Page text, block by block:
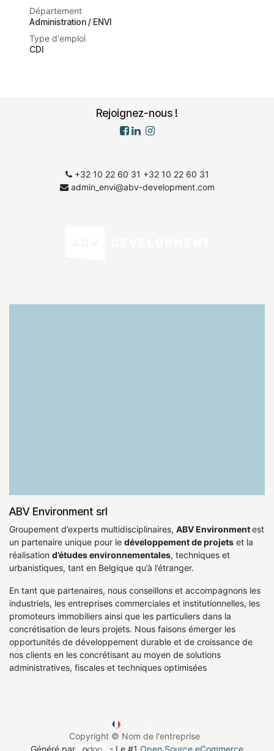
Département
Administration / ENVI
Type d'emploi
CDI
Rejoignez-nous !
+32 10 22 60 31 ​+32 10 22 60 31
admin_envi@abv-development.com
ABV Environment srl
Groupement d’experts multidisciplinaires, ABV Environmentest
un partenaire unique pour le développement de projets et la
réalisation d’études environnementales, techniques et
urbanistiques, tant en Belgique qu’à l’étranger.
En tant que partenaires, nous conseillons et accompagnons les
industriels, les entreprises commerciales et institutionnelles, les
promoteurs immobiliers ainsi que les particuliers dans la
concrétisation de leurs projets. Nous faisons émerger les
opportunités de développement durable et de croissance de
nos clients en les concrétisant au moyen de solutions
administratives, fiscales et techniques optimisées
Copyright © Nom de l'entreprise